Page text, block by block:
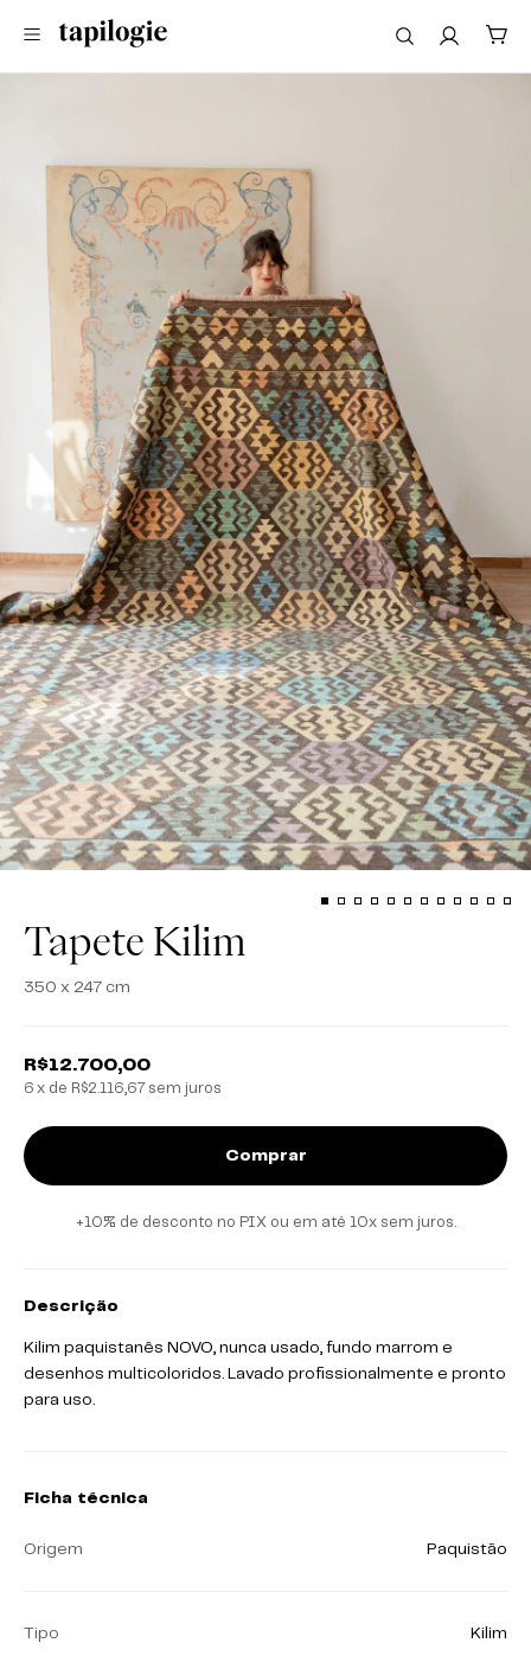
Tapete Kilim
350 x 247 cm
R$12.700,00
6 x de R$2.116,67 sem juros
+10% de desconto no PIX ou em até 10x sem juros.
Descrição
Kilim paquistanês NOVO, nunca usado, fundo marrom e
desenhos multicoloridos. Lavado profissionalmente e pronto
para uso.
Ficha técnica
Origem Paquistão
Tipo Kilim